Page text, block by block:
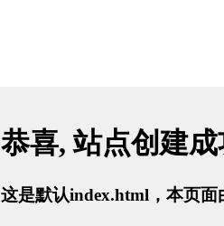
恭喜, 站点创建
这是默认index.html，本页面